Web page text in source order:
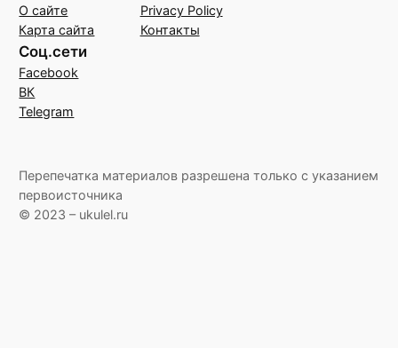
О сайте
Карта сайта
Privacy Policy
Контакты
Соц.сети
Facebook
ВК
Telegram
Перепечатка материалов разрешена только с указанием
первоисточника
© 2023 – ukulel.ru